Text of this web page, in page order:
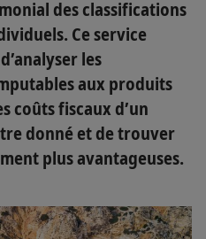
des classifications
Ce service
les
aux produits
coûts fiscaux d’un
donné et de trouver
plus avantageuses.